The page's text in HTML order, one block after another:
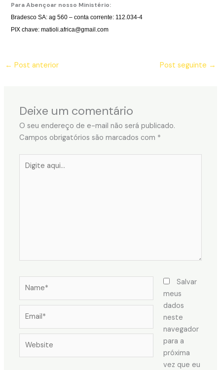
Para Abençoar nosso Ministério:
Bradesco SA: ag 560 – conta corrente: 112.034-4
PIX chave: matioli.africa@gmail.com
← Post anterior Post seguinte →
Deixe um comentário
O seu endereço de e-mail não será publicado.
Campos obrigatórios são marcados com *
aqui...
Salvar
meus
dados
neste
navegador
para a
próxima
vez que eu